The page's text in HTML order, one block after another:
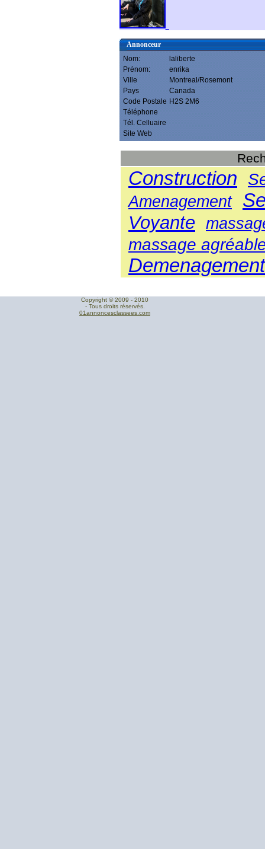
Annonceur
Nom:
laliberte
Prénom:
enrika
Ville
Montreal/Rosemont
Pays
Canada
Code Postale H2S 2M6
Téléphone
Tél. Celluaire
Site Web
Construction
Amenagement
Voyante
massage
Demenagement
Copyright © 2009 - 2010
- Tous droits réservés.
01annoncesclassees.com